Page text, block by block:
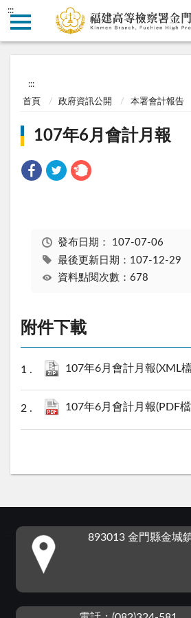
:::
:::
首頁 政府資訊公開 本署會計報告
107年6月會計月報
發布日期： 107-07-06
最後更新日期：107-12-29
資料點閱次數：678
附件下載
107年6月會計月報(XML
107年6月會計月報(PDF
893013 金門縣金城